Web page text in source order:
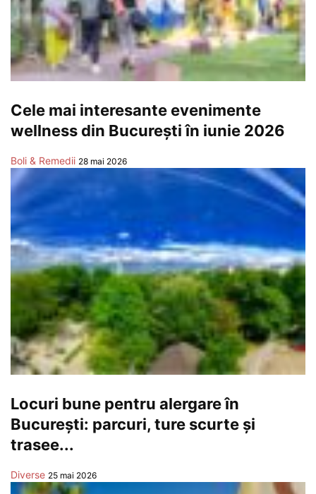
Cele mai interesante evenimente
wellness din București în iunie 2026
Boli & Remedii 28 mai 2026
Locuri bune pentru alergare în
București: parcuri, ture scurte și
trasee...
Diverse 25 mai 2026